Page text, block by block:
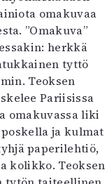
omakuvaa
”Omakuva”
herkkä
tyttö
Teoksen
Pariisissa
omakuvassa liki
ja kulmat
paperilehtiö,
kolikko. Teoksen